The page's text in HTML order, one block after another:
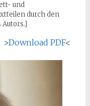
und
durch den
>Download PDF<